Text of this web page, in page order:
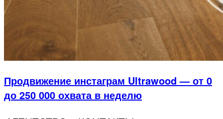
Продвижение инстаграм Ultrawood — от 0
до 250 000 охвата в неделю